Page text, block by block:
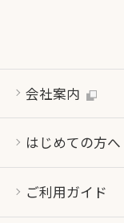
会社案内
はじめての方へ
ご利用ガイド